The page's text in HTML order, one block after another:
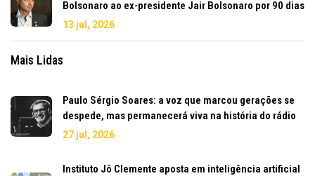
Bolsonaro ao ex-presidente Jair Bolsonaro por 90 dias
13 jul, 2026
Mais Lidas
Paulo Sérgio Soares: a voz que marcou gerações se
despede, mas permanecerá viva na história do rádio
27 jul, 2026
Instituto Jô Clemente aposta em inteligência artificial